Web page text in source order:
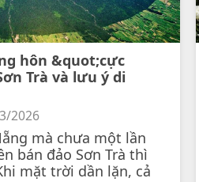
hôn &quot;cực
Trà và lưu ý di
2026
mà chưa một lần
bán đảo Sơn Trà thì
mặt trời dần lặn, cả